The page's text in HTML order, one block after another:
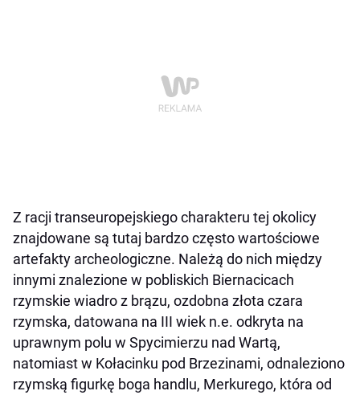
Z racji transeuropejskiego charakteru tej okolicy
znajdowane są tutaj bardzo często wartościowe
artefakty archeologiczne. Należą do nich między
innymi znalezione w pobliskich Biernacicach
rzymskie wiadro z brązu, ozdobna złota czara
rzymska, datowana na III wiek n.e. odkryta na
uprawnym polu w Spycimierzu nad Wartą,
natomiast w Kołacinku pod Brzezinami, odnaleziono
rzymską figurkę boga handlu, Merkurego, która od